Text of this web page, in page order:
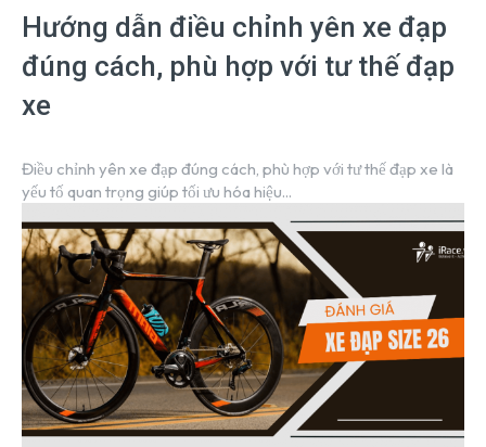
Hướng dẫn điều chỉnh yên xe đạp
đúng cách, phù hợp với tư thế đạp
xe
Điều chỉnh yên xe đạp đúng cách, phù hợp với tư thế đạp xe là
yếu tố quan trọng giúp tối ưu hóa hiệu...